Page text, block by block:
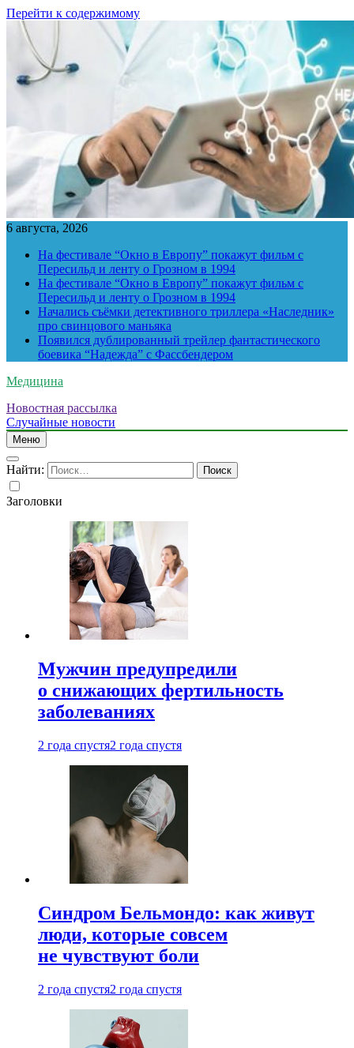
Перейти к содержимому
6 августа, 2026
На фестивале “Окно в Европу” покажут фильм с
Пересильд и ленту о Грозном в 1994
На фестивале “Окно в Европу” покажут фильм с
Пересильд и ленту о Грозном в 1994
Начались съёмки детективного триллера «Наследник»
про свинцового маньяка
Появился дублированный трейлер фантастического
боевика “Надежда” с Фассбендером
Медицина
Новостная рассылка
Случайные новости
Меню
Найти:
Заголовки
Мужчин предупредили
о снижающих фертильность
заболеваниях
2 года спустя2 года спустя
Синдром Бельмондо: как живут
люди, которые совсем
не чувствуют боли
2 года спустя2 года спустя